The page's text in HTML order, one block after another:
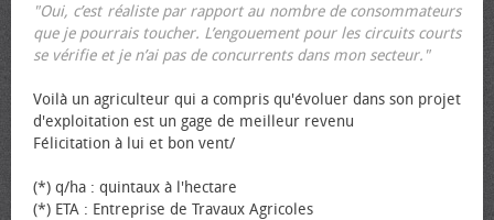
"Oui, c’est réaliste par rapport au nombre de consommateurs
que je pourrais toucher. L’engouement pour les circuits courts
se vérifie et je n’ai pas de concurrents dans mon secteur."
Voilà un agriculteur qui a compris qu'évoluer dans son projet
d'exploitation est un gage de meilleur revenu
Félicitation à lui et bon vent/
(*) q/ha : quintaux à l'hectare
(*) ETA : Entreprise de Travaux Agricoles